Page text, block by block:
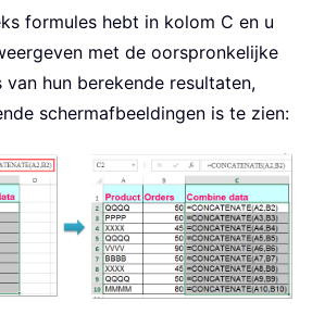
formules hebt in kolom C en u
met de oorspronkelijke
hun berekende resultaten,
schermafbeeldingen is te zien: